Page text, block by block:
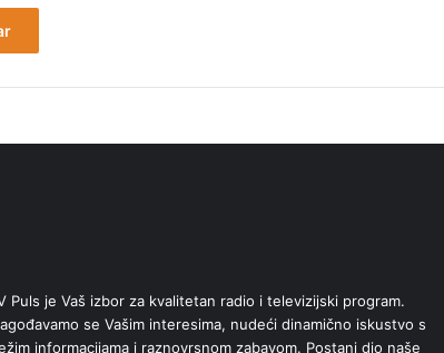
Puls je Vaš izbor za kvalitetan radio i televizijski program.
se Vašim interesima, nudeći dinamično iskustvo s
informacijama i raznovrsnom zabavom. Postani dio naše